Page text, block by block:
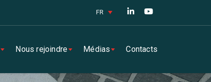
FR
Nous rejoindre Médias Contacts